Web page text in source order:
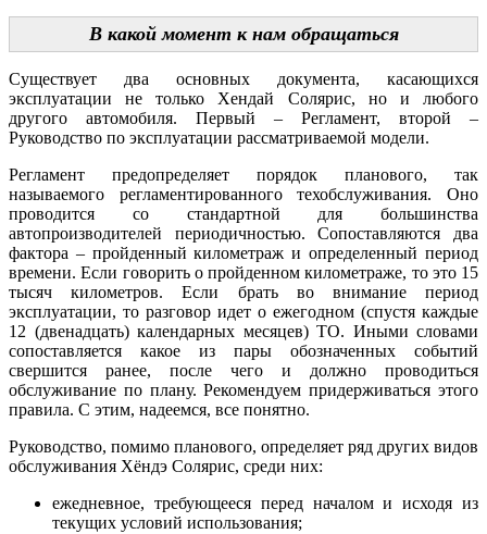
В какой момент к нам обращаться
Существует два основных документа, касающихся
эксплуатации не только Хендай Солярис, но и любого
другого автомобиля. Первый – Регламент, второй –
Руководство по эксплуатации рассматриваемой модели.
Регламент предопределяет порядок планового, так
называемого регламентированного техобслуживания. Оно
проводится со стандартной для большинства
автопроизводителей периодичностью. Сопоставляются два
фактора – пройденный километраж и определенный период
времени. Если говорить о пройденном километраже, то это 15
тысяч километров. Если брать во внимание период
эксплуатации, то разговор идет о ежегодном (спустя каждые
12 (двенадцать) календарных месяцев) ТО. Иными словами
сопоставляется какое из пары обозначенных событий
свершится ранее, после чего и должно проводиться
обслуживание по плану. Рекомендуем придерживаться этого
правила. С этим, надеемся, все понятно.
Руководство, помимо планового, определяет ряд других видов
обслуживания Хёндэ Солярис, среди них:
ежедневное, требующееся перед началом и исходя из
текущих условий использования;